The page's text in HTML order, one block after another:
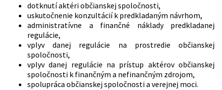
dotknutí aktéri občianskej spoločnosti,
uskutočnenie konzultácií k predkladaným návrhom,
administratívne a finančné náklady predkladanej
regulácie,
vplyv danej regulácie na prostredie občianskej
spoločnosti,
vplyv danej regulácie na prístup aktérov občianskej
spoločnosti k finančným a nefinančným zdrojom,
spolupráca občianskej spoločnosti a verejnej moci.